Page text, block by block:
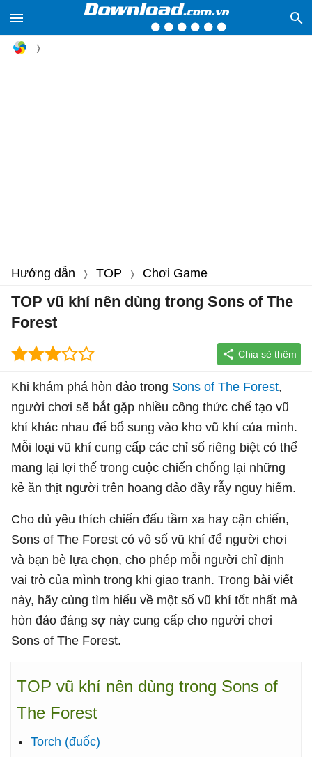
Hướng dẫn TOP Chơi Game
TOP vũ khí nên dùng trong Sons of The
Forest
Khi khám phá hòn đảo trong Sons of The Forest,
người chơi sẽ bắt gặp nhiều công thức chế tạo vũ
khí khác nhau để bổ sung vào kho vũ khí của mình.
Mỗi loại vũ khí cung cấp các chỉ số riêng biệt có thể
mang lại lợi thế trong cuộc chiến chống lại những
kẻ ăn thịt người trên hoang đảo đầy rẫy nguy hiểm.
Cho dù yêu thích chiến đấu tầm xa hay cận chiến,
Sons of The Forest có vô số vũ khí để người chơi
và bạn bè lựa chọn, cho phép mỗi người chỉ định
vai trò của mình trong khi giao tranh. Trong bài viết
này, hãy cùng tìm hiểu về một số vũ khí tốt nhất mà
hòn đảo đáng sợ này cung cấp cho người chơi
Sons of The Forest.
TOP vũ khí nên dùng trong Sons of
The Forest
Torch (đuốc)